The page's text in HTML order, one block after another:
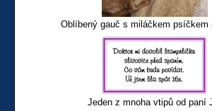
Oblíbený gauč s miláčkem psíčkem
Jeden z mnoha vtipů od paní